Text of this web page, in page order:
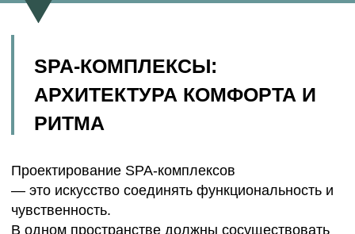
дизайн-проект SPA
Хорошо спроектированный
— это как музыкальная партитура: движения
переходы и акустика образуют единую
Главное правило — поток. Никаких тупиков,
Архитектура должна течь, как вода.